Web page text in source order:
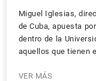
Miguel Iglesias,
de Cuba, apuesta
dentro de la
aquellos que tienen
VER MÁS